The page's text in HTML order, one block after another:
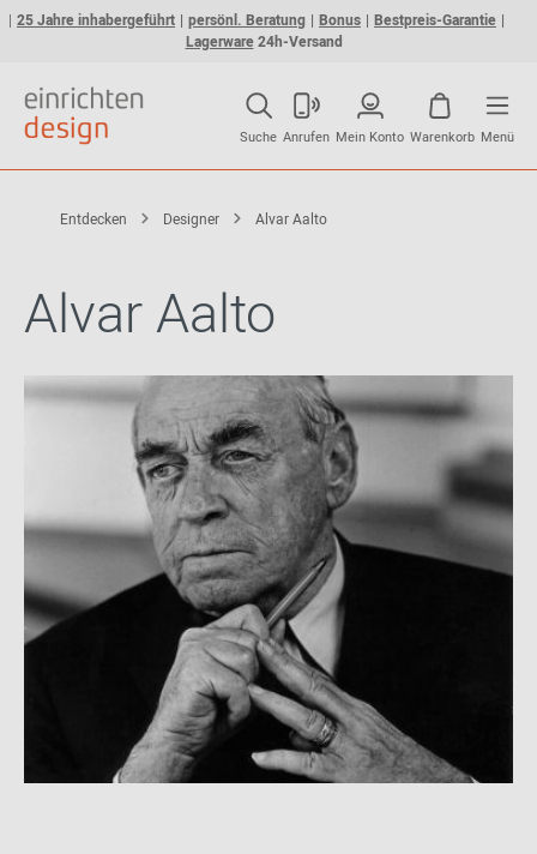
25 Jahre inhabergeführt persönl. Beratung Bonus
Bestpreis-Garantie
Lagerware24h-Versand
Suche Anrufen Mein Konto Warenkorb Menü
Entdecken Designer Alvar Aalto
Alvar Aalto